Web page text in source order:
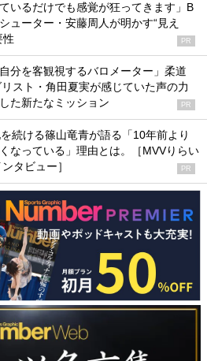
ているだけでも感覚が狂ってきます」B
ューター・安藤周人が明かす“見え
性
PR
自分を客観視するバロメーター」柔道
スト・角田夏実が感じていた声の力
た新たなミッション
PR
続ける篠山竜青が語る「10年前より
なっている」理由とは。［MVVりらい
タビュー］
PR